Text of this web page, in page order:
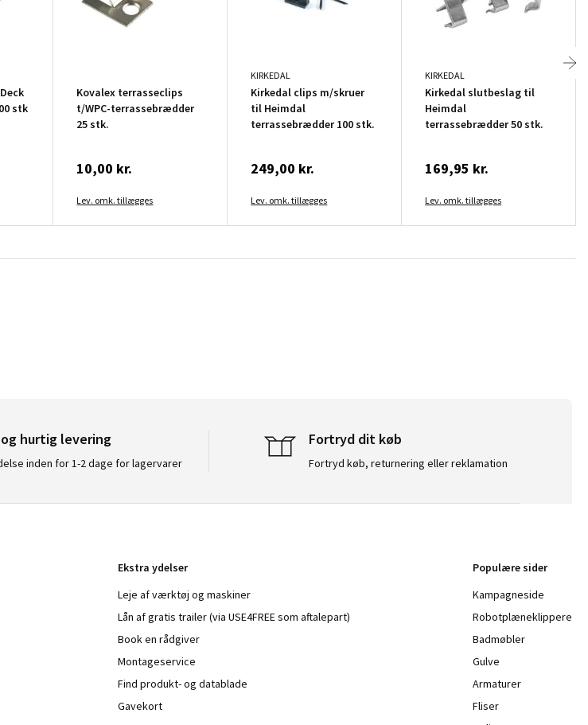
stk
Kovalex terrasseclips
t/WPC-terrassebrædder
25 stk.
10,00 kr.
Lev. omk. tillægges
KIRKEDAL
Kirkedal clips m/skruer
til Heimdal
terrassebrædder 100 stk.
249,00 kr.
Lev. omk. tillægges
KIRKEDAL
Kirkedal slutbeslag til
Heimdal
terrassebrædder 50 stk.
169,95 kr.
Lev. omk. tillægges
hurtig levering
inden for 1-2 dage for lagervarer
Fortryd dit køb
Fortryd køb, returnering eller reklamation
Ekstra ydelser
Leje af værktøj og maskiner
Lån af gratis trailer (via USE4FREE som aftalepart)
Book en rådgiver
Montageservice
Find produkt- og datablade
Gavekort
Populære sider
Kampagneside
Robotplæneklippere
Badmøbler
Gulve
Armaturer
Fliser